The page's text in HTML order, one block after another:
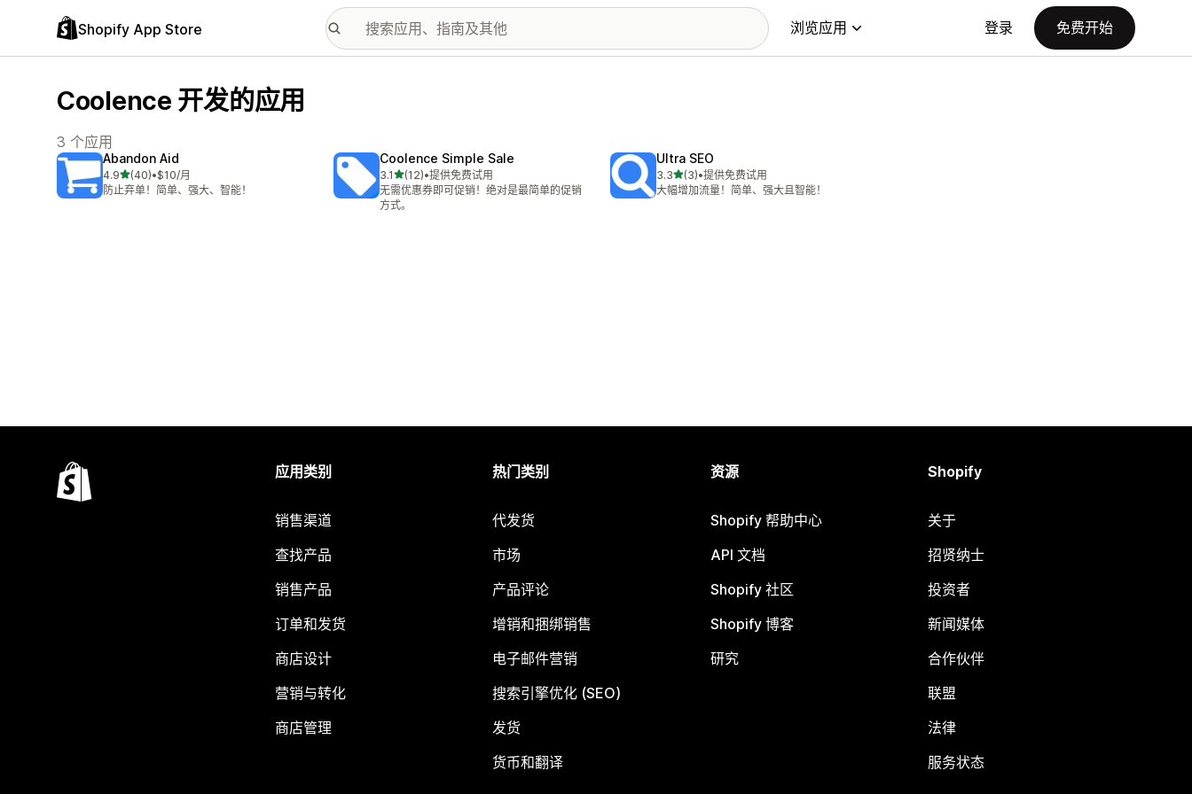
Shopify App Store 浏览应用 登录 免费开始
Coolence 开发的应用
3 个应用
Abandon Aid
4.9星（满分 5 星）
(40)
总共 40 条评论
•$10/月
防止弃单！简单、强大、智能！
Coolence Simple Sale
3.1星（满分 5 星）
(12)
总共 12 条评论
•提供免费试用
无需优惠券即可促销！绝对是最简单的促销
方式。
Ultra SEO
3.3星（满分 5 星）
(3)
总共 3 条评论
•提供免费试用
大幅增加流量！简单、强大且智能！
应用类别
销售渠道
查找产品
销售产品
订单和发货
商店设计
营销与转化
商店管理
热门类别
代发货
市场
产品评论
增销和捆绑销售
电子邮件营销
搜索引擎优化 (SEO)
发货
货币和翻译
资源
Shopify 帮助中心
API 文档
Shopify 社区
Shopify 博客
研究
Shopify
关于
招贤纳士
投资者
新闻媒体
合作伙伴
联盟
法律
服务状态